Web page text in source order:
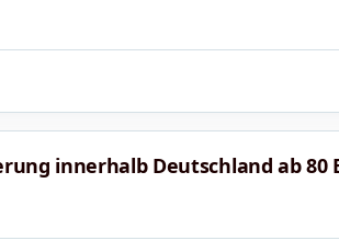
innerhalb Deutschland ab 80